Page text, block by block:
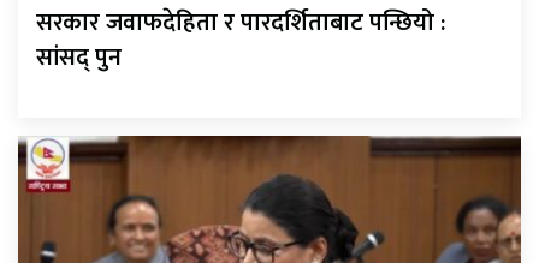
सरकार जवाफदेहिता र पारदर्शिताबाट पन्छियो :
सांसद् पुन